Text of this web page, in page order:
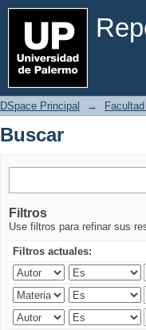
Buscar
DSpace Principal →
Buscar
Filtros
Use filtros para refinar sus
Filtros actuales: